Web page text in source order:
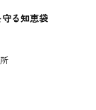
る知恵袋